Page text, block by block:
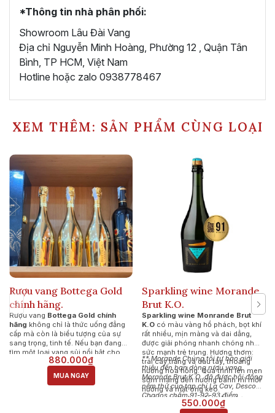
*Thông tin nhà phân phối:
Showroom Lâu Đài Vang
Địa chỉ Nguyễn Minh Hoàng, Phường 12 , Quận Tân
Bình, TP HCM, Việt Nam
Hotline hoặc zalo 0938778467
XEM THÊM: SẢN PHẨM CÙNG LOẠI
Rượu vang Bottega Gold
chính hãng.
Rượu vang Bottega Gold chính
hãng không chỉ là thức uống đẳng
cấp mà còn là biểu tượng của sự
sang trọng, tinh tế. Nếu bạn đang
tìm một loại vang sủi nổi bật cho
buổi tiệc hoặc món quà biếu sang
lựa chọn hoàn hảo.
880.000₫
MUA NGAY
Sparkling wine Morande
Brut K.O.
Sparkling wine Monrande Brut
K.O có màu vàng hổ phách, bọt khí
rất nhiều, mịn màng và dai dẳng,
được giải phóng nhanh chóng nhờ
sức mạnh trẻ trung. Hương thơm:
trái cây trắng và dâu tây, thoảng
hương hoa hồng. Quá trình lên men
sớm mang đến hương bánh mì mới
nướng và mật ong keo.
Hương vị: Vị chua đậm đà, nhẹ
nhàng và trẻ trung, với sự cân bằng
** Morande Chúng tôi tự hào giới
thiệu đến bạn dòng rượu vang
Morande Brut K.O. đã được hội đồng
nếm thử của tạp chí La Cav, Descor
Chados chấm 91-92-93 điểm.
550.000₫